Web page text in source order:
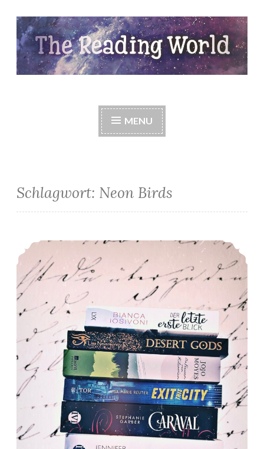
Skip
to
content
The Reading World
MENU
Schlagwort: Neon Birds
*Mein LeseMai 2021*